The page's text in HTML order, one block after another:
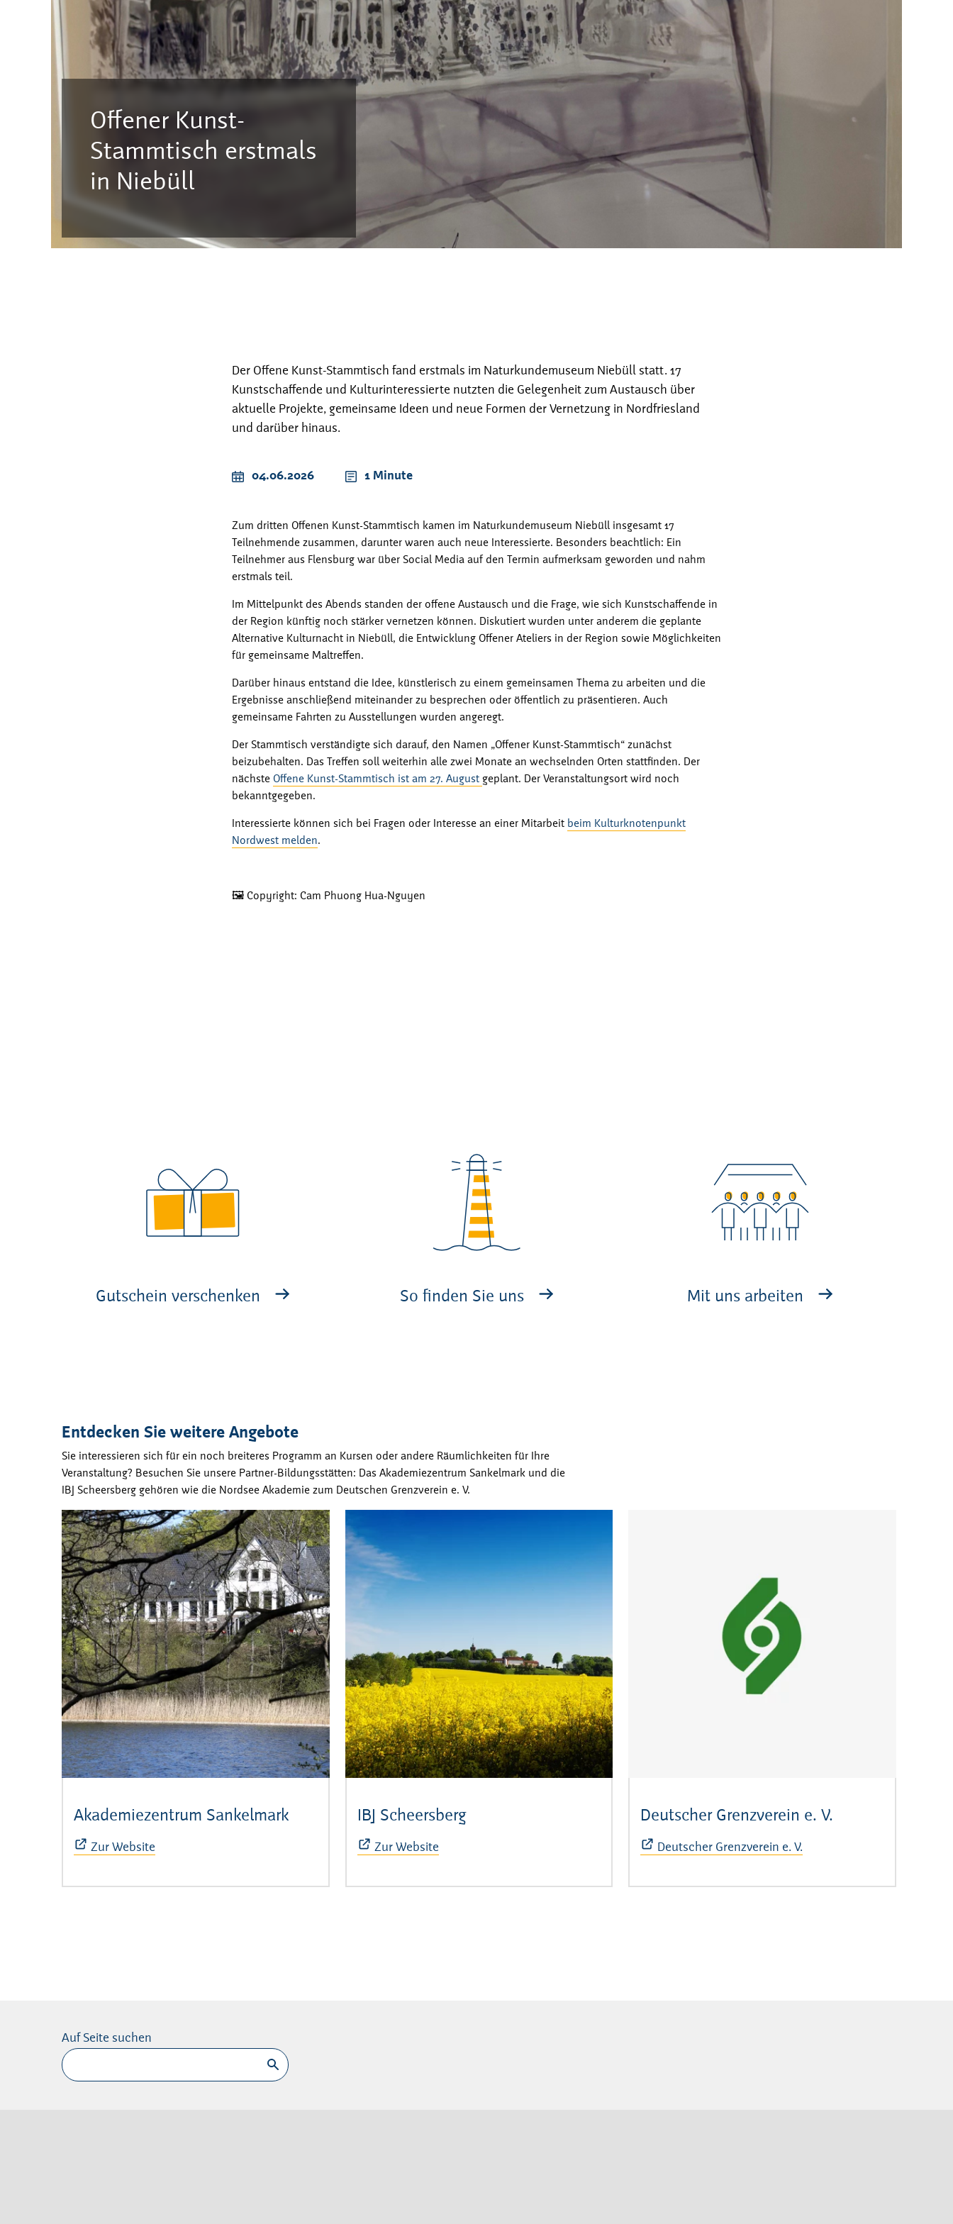
Offener Kunst-
Stammtisch erstmals
in Niebüll
Der Offene Kunst-Stammtisch fand erstmals im Naturkundemuseum Niebüll statt. 17
Kunstschaffende und Kulturinteressierte nutzten die Gelegenheit zum Austausch über
aktuelle Projekte, gemeinsame Ideen und neue Formen der Vernetzung in Nordfriesland
und darüber hinaus.
04.06.2026 1 Minute
Zum dritten Offenen Kunst-Stammtisch kamen im Naturkundemuseum Niebüll insgesamt 17
Teilnehmende zusammen, darunter waren auch neue Interessierte. Besonders beachtlich: Ein
Teilnehmer aus Flensburg war über Social Media auf den Termin aufmerksam geworden und nahm
erstmals teil.
Im Mittelpunkt des Abends standen der offene Austausch und die Frage, wie sich Kunstschaffende in
der Region künftig noch stärker vernetzen können. Diskutiert wurden unter anderem die geplante
Alternative Kulturnacht in Niebüll, die Entwicklung Offener Ateliers in der Region sowie Möglichkeiten
für gemeinsame Maltreffen.
Darüber hinaus entstand die Idee, künstlerisch zu einem gemeinsamen Thema zu arbeiten und die
Ergebnisse anschließend miteinander zu besprechen oder öffentlich zu präsentieren. Auch
gemeinsame Fahrten zu Ausstellungen wurden angeregt.
Der Stammtisch verständigte sich darauf, den Namen „Offener Kunst-Stammtisch“ zunächst
beizubehalten. Das Treffen soll weiterhin alle zwei Monate an wechselnden Orten stattfinden. Der
nächste Offene Kunst-Stammtisch ist am 27. August geplant. Der Veranstaltungsort wird noch
bekanntgegeben.
Interessierte können sich bei Fragen oder Interesse an einer Mitarbeit beim Kulturknotenpunkt
Nordwest melden.
🖼️ Copyright: Cam Phuong Hua-Nguyen
Gutschein verschenken So finden Sie uns Mit uns arbeiten
Entdecken Sie weitere Angebote
Sie interessieren sich für ein noch breiteres Programm an Kursen oder andere Räumlichkeiten für Ihre
Veranstaltung? Besuchen Sie unsere Partner-Bildungsstätten: Das Akademiezentrum Sankelmark und die
IBJ Scheersberg gehören wie die Nordsee Akademie zum Deutschen Grenzverein e. V.
Akademiezentrum Sankelmark (Öffnet sich in neuem Fenster)
Zur Website
IBJ Scheersberg(Öffnet sich in neuem Fenster)
Zur Website
Deutscher Grenzverein e. V.
Deutscher Grenzverein e. V.
Auf Seite suchen
Suchen